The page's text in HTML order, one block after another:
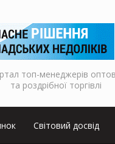
топ-менеджерів
та роздрібної торгівлі
Світовий досвід